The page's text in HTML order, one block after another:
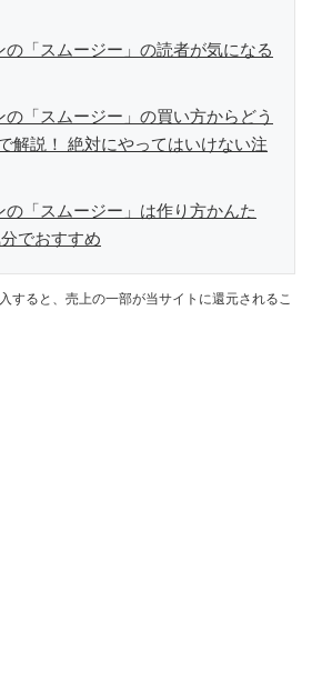
の「スムージー」の読者が気になる
「スムージー」の買い方からどう
解説！ 絶対にやってはいけない注
の「スムージー」は作り方かんた
でおすすめ
すると、売上の一部が当サイトに還元されるこ